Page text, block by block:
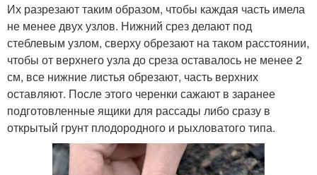
Их разрезают таким образом, чтобы каждая часть имела
не менее двух узлов. Нижний срез делают под
стеблевым узлом, сверху обрезают на таком расстоянии,
чтобы от верхнего узла до среза оставалось не менее 2
см, все нижние листья обрезают, часть верхних
оставляют. После этого черенки сажают в заранее
подготовленные ящики для рассады либо сразу в
открытый грунт плодородного и рыхловатого типа.